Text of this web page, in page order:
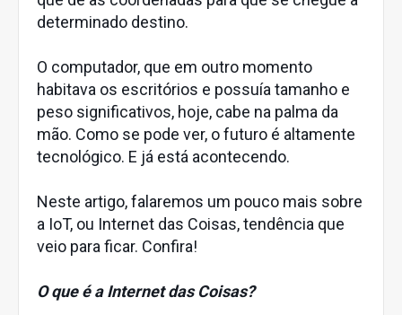
determinado destino.
O computador, que em outro momento
habitava os escritórios e possuía tamanho e
peso significativos, hoje, cabe na palma da
mão. Como se pode ver, o futuro é altamente
tecnológico. E já está acontecendo.
Neste artigo, falaremos um pouco mais sobre
a IoT, ou Internet das Coisas, tendência que
veio para ficar. Confira!
O que é a Internet das Coisas?